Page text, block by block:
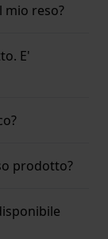
mio reso?
E'
prodotto?